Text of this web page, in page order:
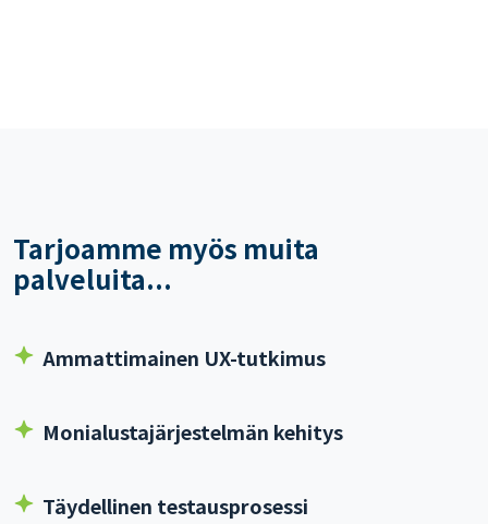
Tarjoamme myös muita
palveluita...
Ammattimainen UX-tutkimus
Monialustajärjestelmän kehitys
Täydellinen testausprosessi